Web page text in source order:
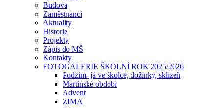
Budova
Zaměstnanci
Aktuality
Historie
Projekty
Zápis do MŠ
Kontakty
FOTOGALERIE ŠKOLNÍ ROK 2025/2026
Podzim- já ve školce, dožínky, sklizeň
Martinské období
Advent
ZIMA